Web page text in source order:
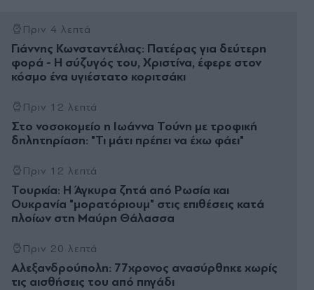
Πριν 4 λεπτά
Γιάννης Κωνσταντέλιας: Πατέρας για δεύτερη
φορά - Η σύζυγός του, Χριστίνα, έφερε στον
κόσμο ένα υγιέστατο κοριτσάκι
Πριν 12 λεπτά
Στο νοσοκομείο η Ιωάννα Τούνη με τροφική
δηλητηρίαση: "Τι μάτι πρέπει να έχω φάει"
Πριν 12 λεπτά
Τουρκία: Η Άγκυρα ζητά από Ρωσία και
Ουκρανία "μορατόριουμ" στις επιθέσεις κατά
πλοίων στη Μαύρη Θάλασσα
Πριν 20 λεπτά
Αλεξανδρούπολη: 77χρονος ανασύρθηκε χωρίς
τις αισθήσεις του από πηγάδι